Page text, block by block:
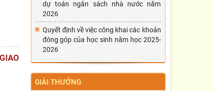
dự toán ngân sách nhà nước năm
2026
Quyết định về việc công khai các khoản
đóng góp của học sinh năm học 2025-
2026
GIẢI THƯỞNG